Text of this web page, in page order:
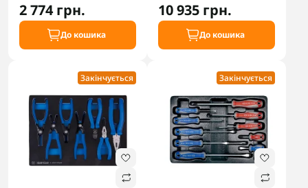
2 774 грн.
До кошика
10 935 грн.
До кошика
Закінчується Закінчується